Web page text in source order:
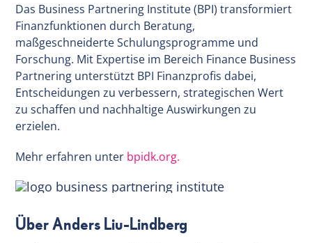
Das Business Partnering Institute (BPI) transformiert
Finanzfunktionen durch Beratung,
maßgeschneiderte Schulungsprogramme und
Forschung. Mit Expertise im Bereich Finance Business
Partnering unterstützt BPI Finanzprofis dabei,
Entscheidungen zu verbessern, strategischen Wert
zu schaffen und nachhaltige Auswirkungen zu
erzielen.
Mehr erfahren unter bpidk.org.
Über Anders Liu-Lindberg